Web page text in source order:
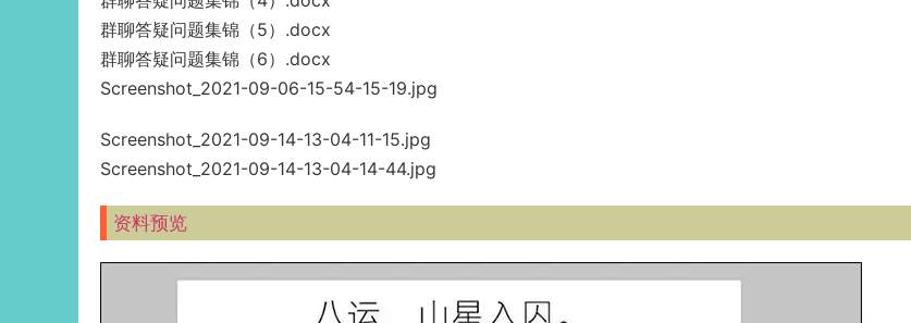
群聊答疑问题集锦（5）.docx
群聊答疑问题集锦（6）.docx
Screenshot_2021-09-06-15-54-15-19.jpg
Screenshot_2021-09-14-13-04-11-15.jpg
Screenshot_2021-09-14-13-04-14-44.jpg
资料预览